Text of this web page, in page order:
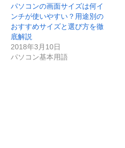
パソコンの画面サイズは何イ
ンチが使いやすい？用途別の
おすすめサイズと選び方を徹
底解説
2018年3月10日
パソコン基本用語